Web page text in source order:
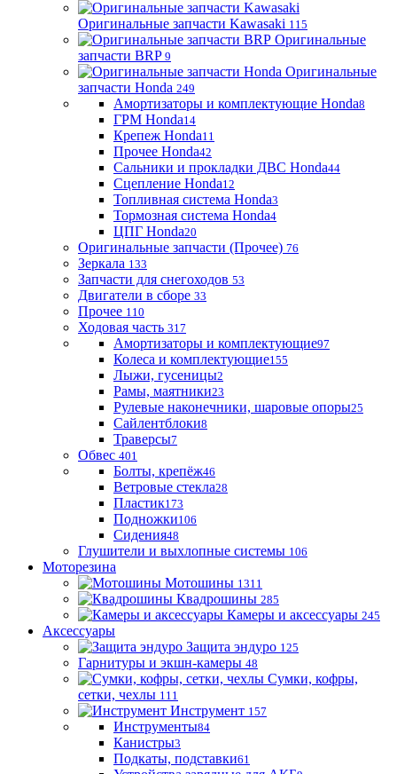
Оригинальные запчасти Kawasaki 115
Оригинальные
запчасти BRP 9
Оригинальные
запчасти Honda 249
Амортизаторы и комплектующие Honda8
ГРМ Honda14
Крепеж Honda11
Прочее Honda42
Сальники и прокладки ДВС Honda44
Сцепление Honda12
Топливная система Honda3
Тормозная система Honda4
ЦПГ Honda20
Оригинальные запчасти (Прочее) 76
Зеркала 133
Запчасти для снегоходов 53
Двигатели в сборе 33
Прочее 110
Ходовая часть 317
Амортизаторы и комплектующие97
Колеса и комплектующие155
Лыжи, гусеницы2
Рамы, маятники23
Рулевые наконечники, шаровые опоры25
Сайлентблоки8
Траверсы7
Обвес 401
Болты, крепёж46
Ветровые стекла28
Пластик173
Подножки106
Сидения48
Глушители и выхлопные системы 106
Моторезина
Мотошины 1311
Квадрошины 285
Камеры и аксессуары 245
Аксессуары
Защита эндуро 125
Гарнитуры и экшн-камеры 48
Сумки, кофры,
сетки, чехлы 111
Инструмент 157
Инструменты84
Канистры3
Подкаты, подставки61